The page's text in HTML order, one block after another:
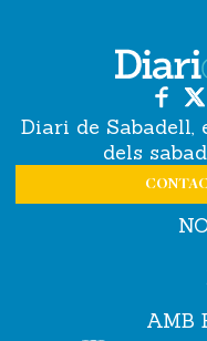
Diari de Sabadell,
dels
AMB